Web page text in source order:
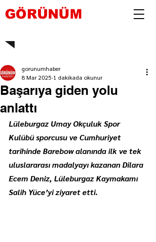
GÖRÜNÜM
Başarıya giden yolu
anlattı
gorunumhaber
8 Mar 2025 1 dakikada okunur
Lüleburgaz Umay Okçuluk Spor
Kulübü sporcusu ve Cumhuriyet
tarihinde Barebow alanında ilk ve tek
uluslararası madalyayı kazanan Dilara
Ecem Deniz, Lüleburgaz Kaymakamı
Salih Yüce’yi ziyaret etti.